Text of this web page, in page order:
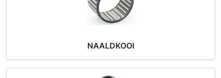
NAALDKOOI